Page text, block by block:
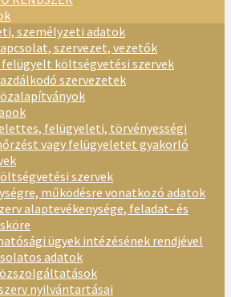
személyzeti adatok
szervezet, vezetők
felügyelt költségvetési szervek
szervezetek
felügyeleti, törvényességi
vagy felügyeletet gyakorló
szervek
működésre vonatkozó adatok
alaptevékenysége, feladat- és
ügyek intézésének rendjével
adatok
szerv nyilvántartásai